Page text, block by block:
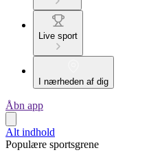
Live sport
I nærheden af dig
Åbn app
Alt indhold
Populære sportsgrene